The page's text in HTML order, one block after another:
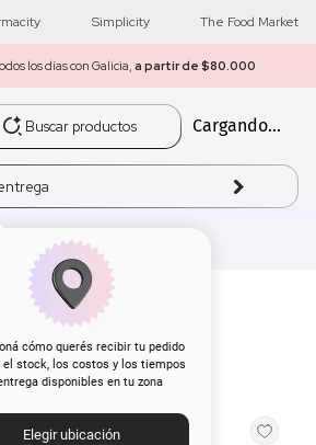
Simplicity The Food Market
los días con Galicia, a partir de $80.000
Cargando...
cómo querés recibir tu pedido
el stock, los costos y los tiempos
disponibles en tu zona
Elegir ubicación
Opi Nail Lacquer
x 15 ml